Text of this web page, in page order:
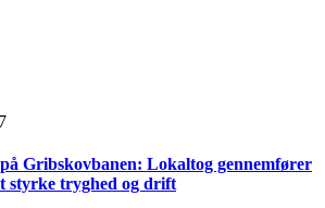
Gribskovbanen: Lokaltog gennemfører
styrke tryghed og drift